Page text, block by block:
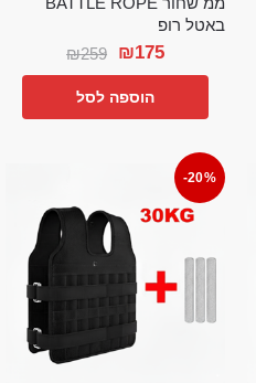
באטל רופ
₪259 ₪175
הוספה לסל
-20%